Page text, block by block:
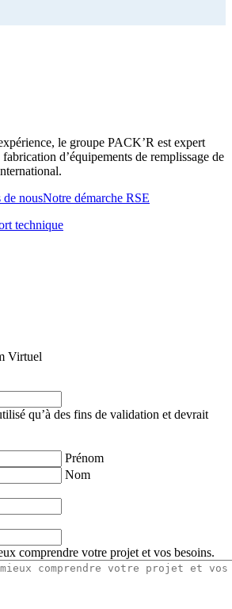
le groupe PACK’R est expert
d’équipements de remplissage de
nousNotre démarche RSE
technique
Virtuel
qu’à des fins de validation et devrait
Prénom
Nom
comprendre votre projet et vos besoins.